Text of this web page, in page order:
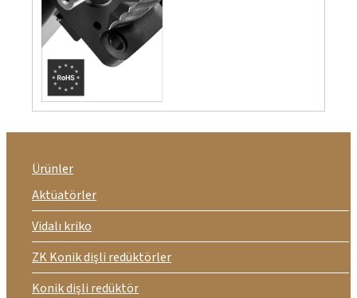
Ürünler
Aktüatörler
Vidalı kriko
ZK Konik dişli redüktörler
Konik dişli redüktör